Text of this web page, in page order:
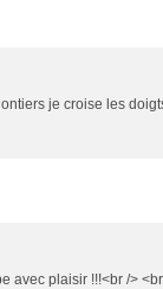
je croise les
plaisir !!!<br />